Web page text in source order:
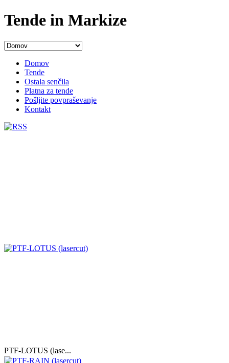
Tende in Markize
Domov
Tende
Ostala senčila
Platna za tende
Pošljite povpraševanje
Kontakt
PTF-LOTUS (lase...